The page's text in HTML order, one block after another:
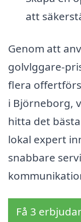
att
Genom att
golvlggare-
flera
i Björneborg,
hitta det
lokal expert
snabbare
Få 3